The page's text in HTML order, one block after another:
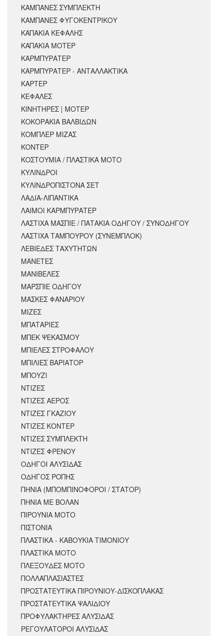
ΚΑΜΠΑΝΕΣ ΣΥΜΠΛΕΚΤΗ
ΚΑΜΠΑΝΕΣ ΦΥΓΟΚΕΝΤΡΙΚΟΥ
ΚΑΠΑΚΙΑ ΚΕΦΑΛΗΣ
ΚΑΠΑΚΙΑ ΜΟΤΕΡ
ΚΑΡΜΠΥΡΑΤΕΡ
ΚΑΡΜΠΥΡΑΤΕΡ - ΑΝΤΑΛΛΑΚΤΙΚΑ
ΚΑΡΤΕΡ
ΚΕΦΑΛΕΣ
ΚΙΝΗΤΗΡΕΣ | ΜΟΤΕΡ
ΚΟΚΟΡΑΚΙΑ ΒΑΛΒΙΔΩΝ
ΚΟΜΠΛΕΡ ΜΙΖΑΣ
ΚΟΝΤΕΡ
ΚΟΣΤΟΥΜΙΑ / ΠΛΑΣΤΙΚΑ ΜΟΤΟ
ΚΥΛΙΝΔΡΟΙ
ΚΥΛΙΝΔΡΟΠΙΣΤΟΝΑ ΣΕΤ
ΛΑΔΙΑ-ΛΙΠΑΝΤΙΚΑ
ΛΑΙΜΟΙ ΚΑΡΜΠΥΡΑΤΕΡ
ΛΑΣΤΙΧΑ ΜΑΣΠΙΕ / ΠΑΤΑΚΙΑ ΟΔΗΓΟΥ / ΣΥΝΟΔΗΓΟΥ
ΛΑΣΤΙΧΑ ΤΑΜΠΟΥΡΟΥ (ΣΥΝΕΜΠΛΟΚ)
ΛΕΒΙΕΔΕΣ ΤΑΧΥΤΗΤΩΝ
ΜΑΝΕΤΕΣ
ΜΑΝΙΒΕΛΕΣ
ΜΑΡΣΠΙΕ ΟΔΗΓΟΥ
ΜΑΣΚΕΣ ΦΑΝΑΡΙΟΥ
ΜΙΖΕΣ
ΜΠΑΤΑΡΙΕΣ
ΜΠΕΚ ΨΕΚΑΣΜΟΥ
ΜΠΙΕΛΕΣ ΣΤΡΟΦΑΛΟΥ
ΜΠΙΛΙΕΣ ΒΑΡΙΑΤΟΡ
ΜΠΟΥΖΙ
ΝΤΙΖΕΣ
ΝΤΙΖΕΣ ΑΕΡΟΣ
ΝΤΙΖΕΣ ΓΚΑΖΙΟΥ
ΝΤΙΖΕΣ ΚΟΝΤΕΡ
ΝΤΙΖΕΣ ΣΥΜΠΛΕΚΤΗ
ΝΤΙΖΕΣ ΦΡΕΝΟΥ
ΟΔΗΓΟΙ ΑΛΥΣΙΔΑΣ
ΟΔΗΓΟΣ ΡΟΠΗΣ
ΠΗΝΙΑ (ΜΠΟΜΠΙΝΟΦΟΡΟΙ / ΣΤΑΤΟΡ)
ΠΗΝΙΑ ΜΕ ΒΟΛΑΝ
ΠΙΡΟΥΝΙΑ ΜΟΤΟ
ΠΙΣΤΟΝΙΑ
ΠΛΑΣΤΙΚΑ - ΚΑΒΟΥΚΙΑ ΤΙΜΟΝΙΟΥ
ΠΛΑΣΤΙΚΑ ΜΟΤΟ
ΠΛΕΞΟΥΔΕΣ ΜΟΤΟ
ΠΟΛΛΑΠΛΑΣΙΑΣΤΕΣ
ΠΡΟΣΤΑΤΕΥΤΙΚΑ ΠΙΡΟΥΝΙΟΥ-ΔΙΣΚΟΠΛΑΚΑΣ
ΠΡΟΣΤΑΤΕΥΤΙΚΑ ΨΑΛΙΔΙΟΥ
ΠΡΟΦΥΛΑΚΤΗΡΕΣ ΑΛΥΣΙΔΑΣ
ΡΕΓΟΥΛΑΤΟΡΟΙ ΑΛΥΣΙΔΑΣ